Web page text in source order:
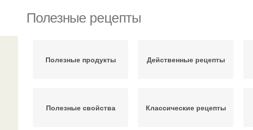
Полезные рецепты
Полезные продукты Действенные рецепты
Полезные свойства Классические рецепты